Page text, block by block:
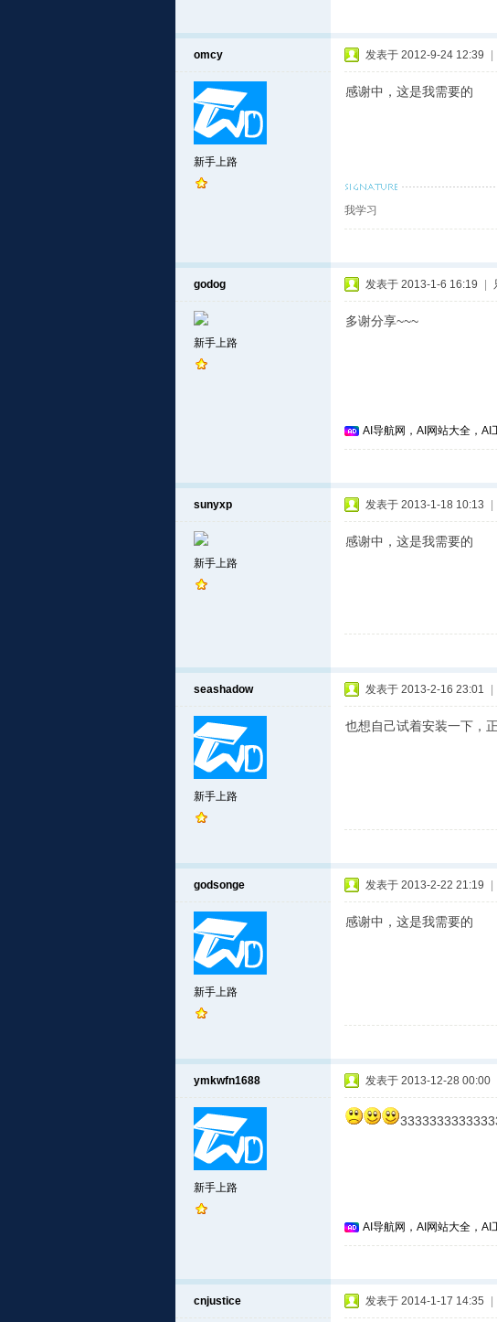
omcy
新手上路
发表于 2012-9-24 12:39
感谢中，这是我需要的
我学习
godog
新手上路
发表于 2013-1-6 16:19
多谢分享~~~
AI导航网，AI网站大全，AI
sunyxp
新手上路
发表于 2013-1-18 10:13
感谢中，这是我需要的
seashadow
新手上路
发表于 2013-2-16 23:01
也想自己试着安装一下，
godsonge
新手上路
发表于 2013-2-22 21:19
感谢中，这是我需要的
ymkwfn1688
新手上路
发表于 2013-12-28 00:00
AI导航网，AI网站大全，AI
cnjustice 发表于 2014-1-17 14:35